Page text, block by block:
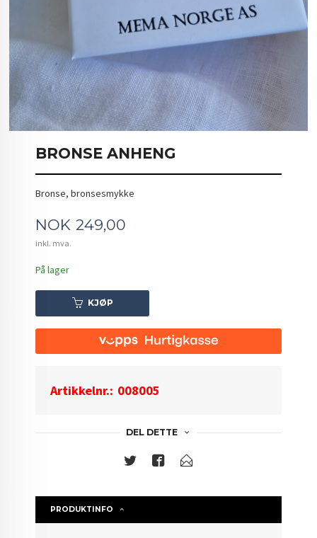
BRONSE ANHENG
Bronse, bronsesmykke
Pris
NOK 249,00
inkl. mva.
På lager
KJØP
Artikkelnr.: 008005
DEL DETTE
PRODUKTINFO